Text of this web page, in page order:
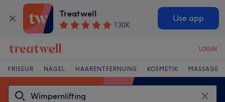
Treatwell
130K
Use app
LOGIN
FRISEUR NÄGEL HAARENTFERNUNG KOSMETIK MASSAGE